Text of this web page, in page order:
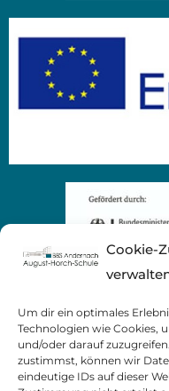
Cookie-
Um dir ein optimales
Technologien wie Cookies,
und/oder darauf
zustimmst, können wir
eindeutige IDs auf dieser